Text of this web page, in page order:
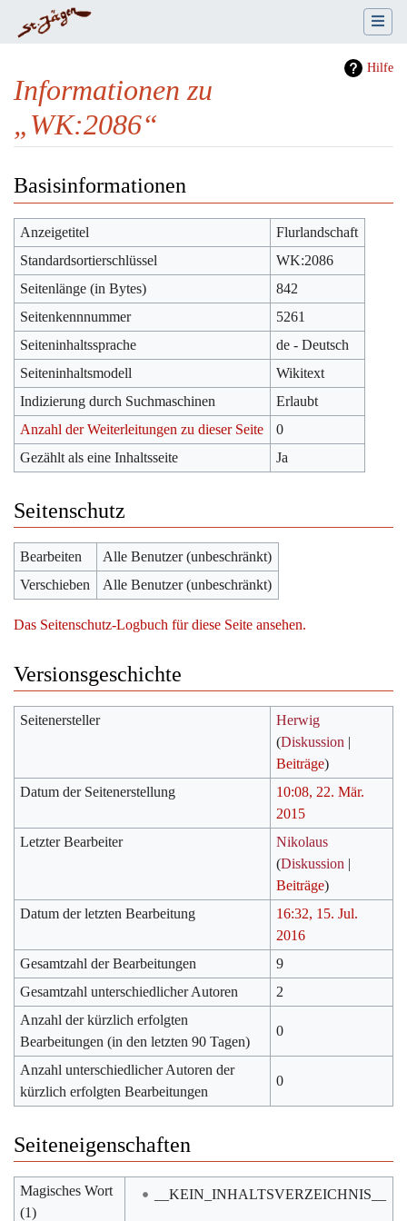
Hilfe
Informationen zu
„WK:2086“
Basisinformationen
Anzeigetitel
Flurlandschaft
Standardsortierschlüssel
WK:2086
Seitenlänge (in Bytes)
842
Seitenkennnummer
5261
Seiteninhaltssprache
de - Deutsch
Seiteninhaltsmodell
Wikitext
Indizierung durch Suchmaschinen
Erlaubt
Anzahl der Weiterleitungen zu dieser Seite
0
Gezählt als eine Inhaltsseite
Ja
Seitenschutz
Bearbeiten
Alle Benutzer (unbeschränkt)
Verschieben
Alle Benutzer (unbeschränkt)
Das Seitenschutz-Logbuch für diese Seite ansehen.
Versionsgeschichte
Seitenersteller
Herwig
(Diskussion |
Beiträge)
Datum der Seitenerstellung
10:08, 22. Mär.
2015
Letzter Bearbeiter
Nikolaus
(Diskussion |
Beiträge)
Datum der letzten Bearbeitung
16:32, 15. Jul.
2016
Gesamtzahl der Bearbeitungen
9
Gesamtzahl unterschiedlicher Autoren
2
Anzahl der kürzlich erfolgten
Bearbeitungen (in den letzten 90 Tagen)
0
Anzahl unterschiedlicher Autoren der
kürzlich erfolgten Bearbeitungen
0
Seiteneigenschaften
Magisches Wort
(1)
__KEIN_INHALTSVERZEICHNIS__